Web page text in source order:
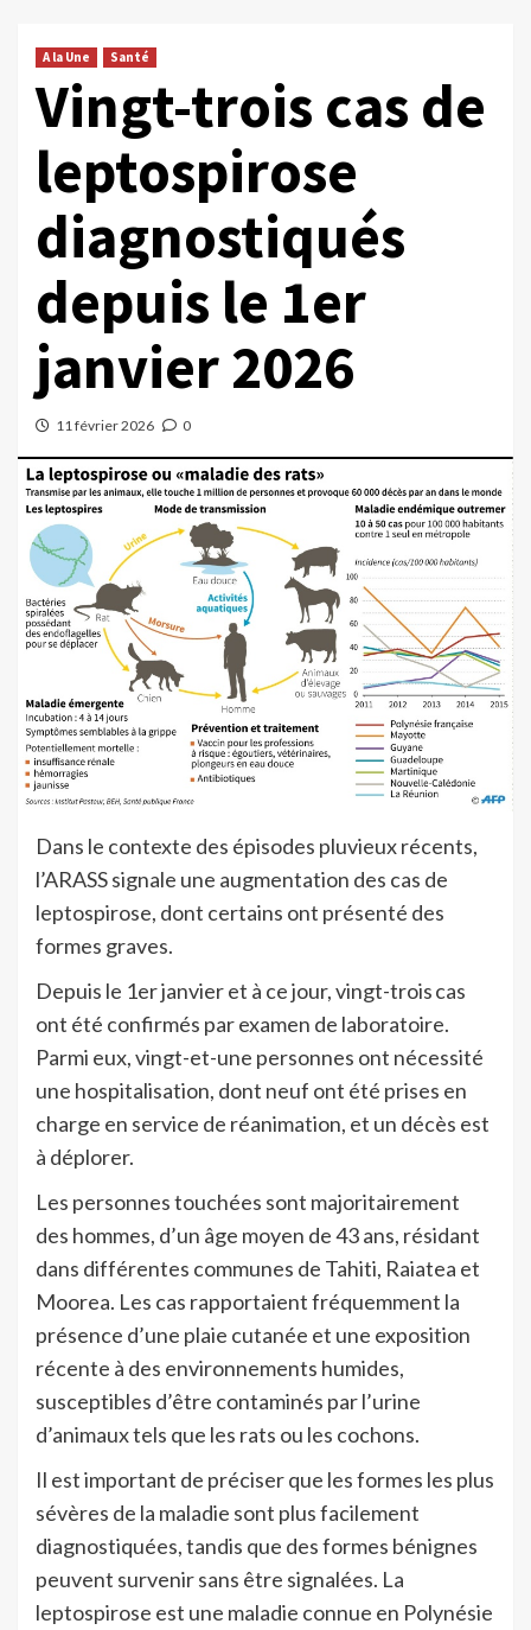
A la Une Santé
Vingt-trois cas de
leptospirose
diagnostiqués
depuis le 1er
janvier 2026
11 février 2026 0
Dans le contexte des épisodes pluvieux récents,
l’ARASS signale une augmentation des cas de
leptospirose, dont certains ont présenté des
formes graves.
Depuis le 1er janvier et à ce jour, vingt-trois cas
ont été confirmés par examen de laboratoire.
Parmi eux, vingt-et-une personnes ont nécessité
une hospitalisation, dont neuf ont été prises en
charge en service de réanimation, et un décès est
à déplorer.
Les personnes touchées sont majoritairement
des hommes, d’un âge moyen de 43 ans, résidant
dans différentes communes de Tahiti, Raiatea et
Moorea. Les cas rapportaient fréquemment la
présence d’une plaie cutanée et une exposition
récente à des environnements humides,
susceptibles d’être contaminés par l’urine
d’animaux tels que les rats ou les cochons.
Il est important de préciser que les formes les plus
sévères de la maladie sont plus facilement
diagnostiquées, tandis que des formes bénignes
peuvent survenir sans être signalées. La
leptospirose est une maladie connue en Polynésie